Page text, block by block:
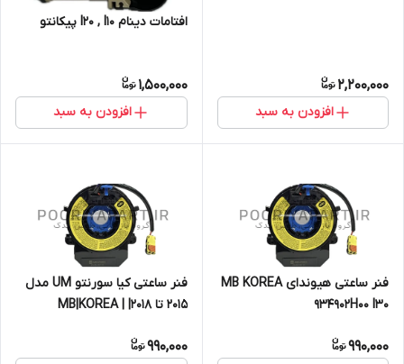
2,200,000
افزودن به سبد
افتامات دینام I20 , I10 پیکانتو
1,500,000
افزودن به سبد
فنر ساعتی هیوندای MB KOREA
934902H00 I30
990,000
فنر ساعتی کیا سورنتو UM مدل
2015 تا 2018| MB|KOREA |
990,000